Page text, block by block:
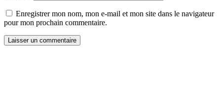
Enregistrer mon nom, mon e-mail et mon site dans le navigateur
pour mon prochain commentaire.